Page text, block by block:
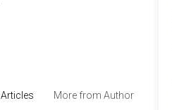
More from Author